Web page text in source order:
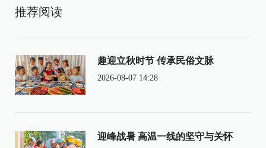
推荐阅读
趣迎立秋时节 传承民俗文脉
2026-08-07 14:28
迎峰战暑 高温一线的坚守与关怀